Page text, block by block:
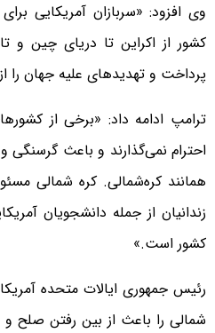
وی افزود: «سربازان آمریکایی
کشور از اکراین تا دریای چین و
پرداخت و تهدیدهای علیه جهان را
ترامپ ادامه داد: «برخی از
احترام نمی‌گذارند و باعث
همانند کره‌شمالی. کره شمالی
زندانیان از جمله دانشجویان
کشور است.»
رئیس جمهوری ایالات متحده
‌شمالی را باعث از بین رفتن صلح و